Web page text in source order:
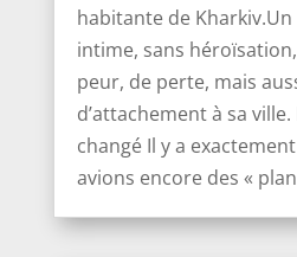
habitante de
intime, sans
peur, de perte, mais
d’attachement à sa
changé Il y a
avions encore des «